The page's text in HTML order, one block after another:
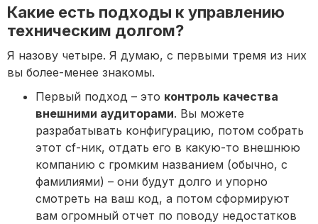
Какие есть подходы к управлению
техническим долгом?
Я назову четыре. Я думаю, с первыми тремя из них
вы более-менее знакомы.
Первый подход – это контроль качества
внешними аудиторами. Вы можете
разрабатывать конфигурацию, потом собрать
этот cf-ник, отдать его в какую-то внешнюю
компанию с громким названием (обычно, с
фамилиями) – они будут долго и упорно
смотреть на ваш код, а потом сформируют
вам огромный отчет по поводу недостатков